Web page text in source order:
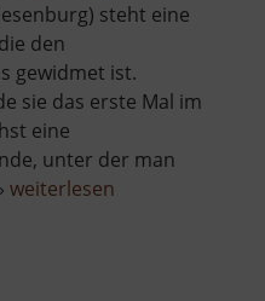
steht eine
den
gewidmet ist.
sie das erste Mal im
eine
unter der man
weiterlesen